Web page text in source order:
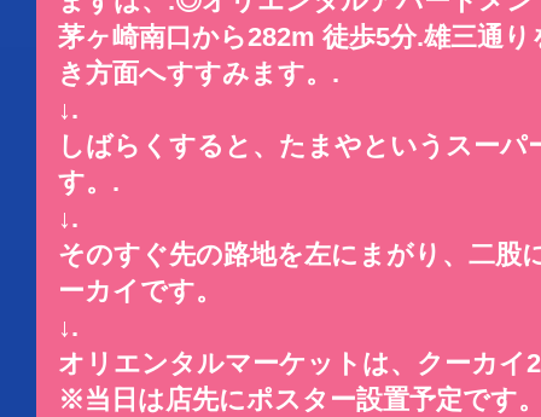
茅ヶ崎南口から282m 徒歩5分.雄三通
き方面へすすみます。.
↓.
しばらくすると、たまやというスーパ
す。.
↓.
そのすぐ先の路地を左にまがり、二股
ーカイです。
↓.
オリエンタルマーケットは、クーカイ
※当日は店先にポスター設置予定です